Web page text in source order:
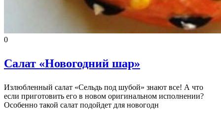
0
Салат «Новогодний шар»
Излюбленный салат «Сельдь под шубой» знают все! А что
если приготовить его в новом оригинальном исполнении?
Особенно такой салат подойдет для новогодн